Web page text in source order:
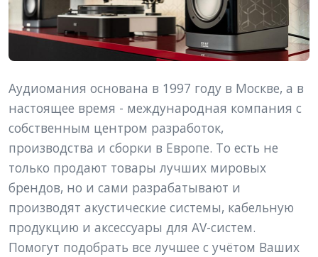
Аудиомания основана в 1997 году в Москве, а в
настоящее время - международная компания с
собственным центром разработок,
производства и сборки в Европе. То есть не
только продают товары лучших мировых
брендов, но и сами разрабатывают и
производят акустические системы, кабельную
продукцию и аксессуары для AV-систем.
Помогут подобрать все лучшее с учётом Ваших